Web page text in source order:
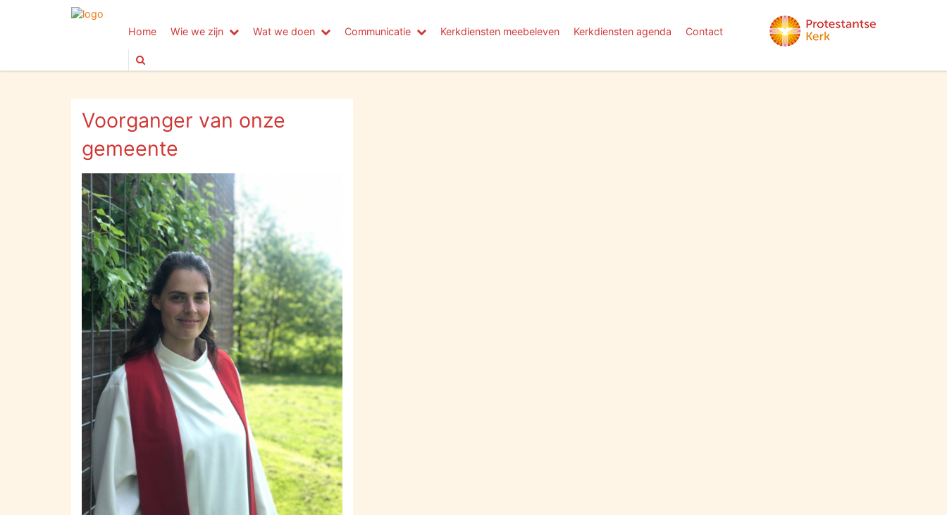
Home Wie we zijn Wat we doen Communicatie Kerkdiensten meebeleven Kerkdiensten agenda Contact
Voorganger van onze
gemeente